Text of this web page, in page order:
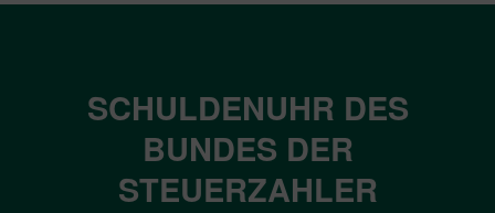
SCHULDENUHR DES
BUNDES DER
STEUERZAHLER